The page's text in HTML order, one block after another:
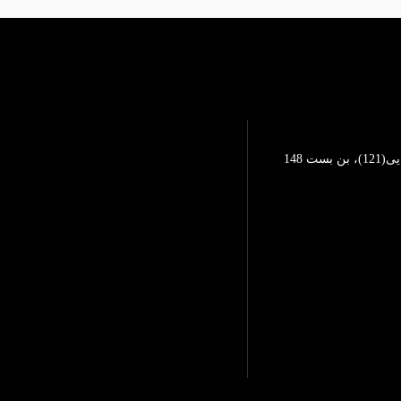
تهرانپارس، خیابان محمد رضایی(121)، بن بست 148